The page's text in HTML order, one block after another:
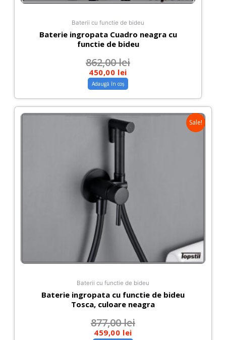
Baterii cu functie de bideu
Baterie ingropata Cuadro neagra cu
functie de bideu
862,00lei
450,00 lei
Adaugă în coș
Sale!
Baterii cu functie de bideu
Baterie ingropata cu functie de bideu
Tosca, culoare neagra
877,00lei
459,00 lei